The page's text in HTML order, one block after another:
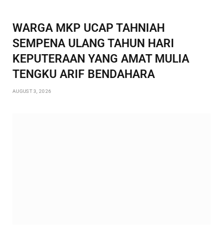
WARGA MKP UCAP TAHNIAH
SEMPENA ULANG TAHUN HARI
KEPUTERAAN YANG AMAT MULIA
TENGKU ARIF BENDAHARA
AUGUST 3, 2026